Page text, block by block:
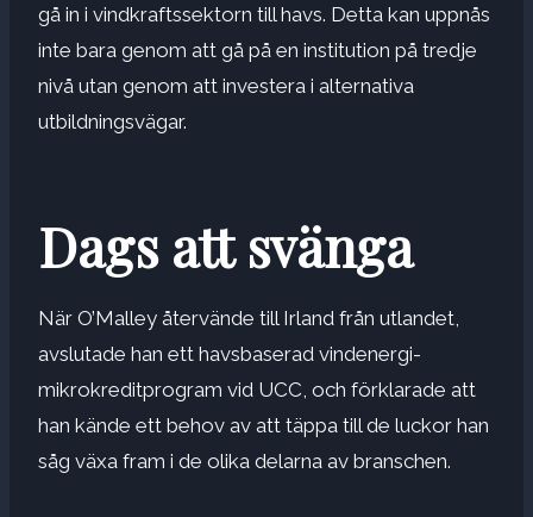
gå in i vindkraftssektorn till havs. Detta kan uppnås
inte bara genom att gå på en institution på tredje
nivå utan genom att investera i alternativa
utbildningsvägar.
Dags att svänga
När O’Malley återvände till Irland från utlandet,
avslutade han ett havsbaserad vindenergi-
mikrokreditprogram vid UCC, och förklarade att
han kände ett behov av att täppa till de luckor han
såg växa fram i de olika delarna av branschen.